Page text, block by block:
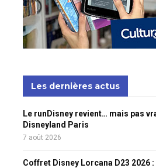
Les dernières actus
Le runDisney revient… mais pas
Disneyland Paris
7 août 2026
Coffret Disney Lorcana D23 2026